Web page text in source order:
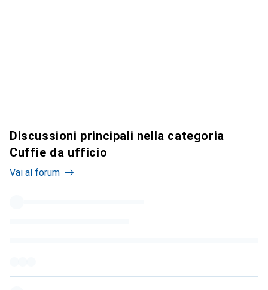
Discussioni principali nella categoria
Cuffie da ufficio
Vai al forum